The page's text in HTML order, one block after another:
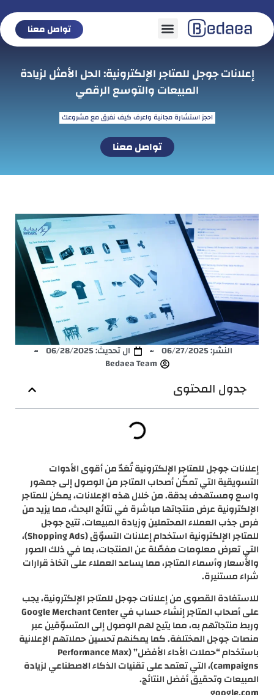
تواصل معنا
إعلانات جوجل للمتاجر الإلكترونية: الحل الأمثل لزيادة
المبيعات والتوسع الرقمي
احجز استشارة مجانية واعرف كيف نفرق مع مشروعك
تواصل معنا
النشر:06/27/2025
ال تحديث: 06/28/2025
Bedaea Team
جدول المحتوى
​إعلانات جوجل للمتاجر الإلكترونية تُعَدّ من أقوى الأدوات
التسويقية التي تمكّن أصحاب المتاجر من الوصول إلى جمهور
واسع ومستهدف بدقة. من خلال هذه الإعلانات، يمكن للمتاجر
الإلكترونية عرض منتجاتها مباشرة في نتائج البحث، مما يزيد من
فرص جذب العملاء المحتملين وزيادة المبيعات. تتيح جوجل
للمتاجر الإلكترونية استخدام إعلانات التسوّق (Shopping Ads)،
التي تعرض معلومات مفصّلة عن المنتجات، بما في ذلك الصور
والأسعار وأسماء المتاجر، مما يساعد العملاء على اتخاذ قرارات
شراء مستنيرة. ​
للاستفادة القصوى من إعلانات جوجل للمتاجر الإلكترونية، يجب
على أصحاب المتاجر إنشاء حساب في Google Merchant Center
وربط منتجاتهم به، مما يتيح لهم الوصول إلى المتسوّقين عبر
منصات جوجل المختلفة. كما يمكنهم تحسين حملاتهم الإعلانية
باستخدام “حملات الأداء الأفضل” (Performance Max
campaigns)، التي تعتمد على تقنيات الذكاء الاصطناعي لزيادة
المبيعات وتحقيق أفضل النتائج. ​